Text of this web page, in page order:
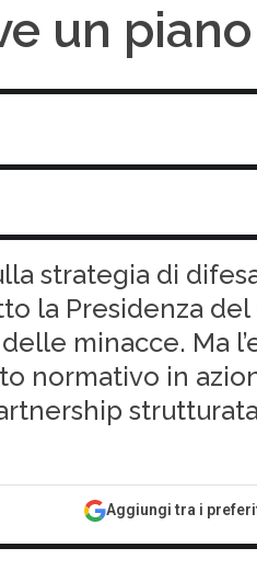
un
strategia di
la Presidenza
minacce. Ma
normativo in
Aggiungi tra i